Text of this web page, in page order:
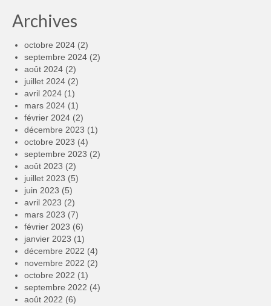
Archives
octobre 2024 (2)
septembre 2024 (2)
août 2024 (2)
juillet 2024 (2)
avril 2024 (1)
mars 2024 (1)
février 2024 (2)
décembre 2023 (1)
octobre 2023 (4)
septembre 2023 (2)
août 2023 (2)
juillet 2023 (5)
juin 2023 (5)
avril 2023 (2)
mars 2023 (7)
février 2023 (6)
janvier 2023 (1)
décembre 2022 (4)
novembre 2022 (2)
octobre 2022 (1)
septembre 2022 (4)
août 2022 (6)